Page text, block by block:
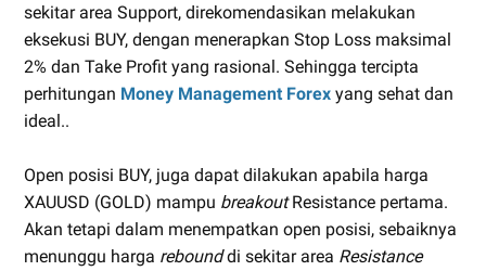
sekitar area Support, direkomendasikan melakukan
eksekusi BUY, dengan menerapkan Stop Loss maksimal
2% dan Take Profit yang rasional. Sehingga tercipta
perhitungan Money Management Forex yang sehat dan
ideal..
Open posisi BUY, juga dapat dilakukan apabila harga
XAUUSD (GOLD) mampu breakoutResistance pertama.
Akan tetapi dalam menempatkan open posisi, sebaiknya
menunggu harga rebounddi sekitar area Resistance